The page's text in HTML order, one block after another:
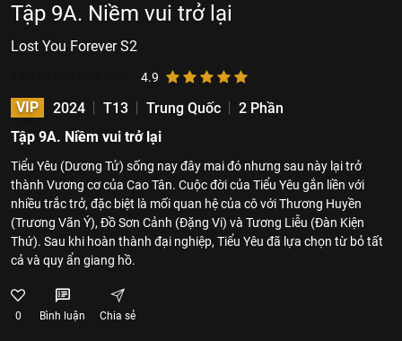
Tập 9A. Niềm vui trở lại
Lost You Forever S2
4.9
VIP 2024 T13 Trung Quốc
2 Phần
Tập 9A. Niềm vui trở lại
Tiểu Yêu (Dương Tử) sống nay đây mai đó nhưng sau này lại trở
thành Vương cơ của Cao Tân. Cuộc đời của Tiểu Yêu gắn liền với
nhiều trắc trở, đặc biệt là mối quan hệ của cô với Thương Huyền
(Trương Vãn Ý), Đồ Sơn Cảnh (Đặng Vi) và Tương Liễu (Đàn Kiện
Thứ). Sau khi hoàn thành đại nghiệp, Tiểu Yêu đã lựa chọn từ bỏ tất
cả và quy ẩn giang hồ.
0 Bình luận Chia sẻ